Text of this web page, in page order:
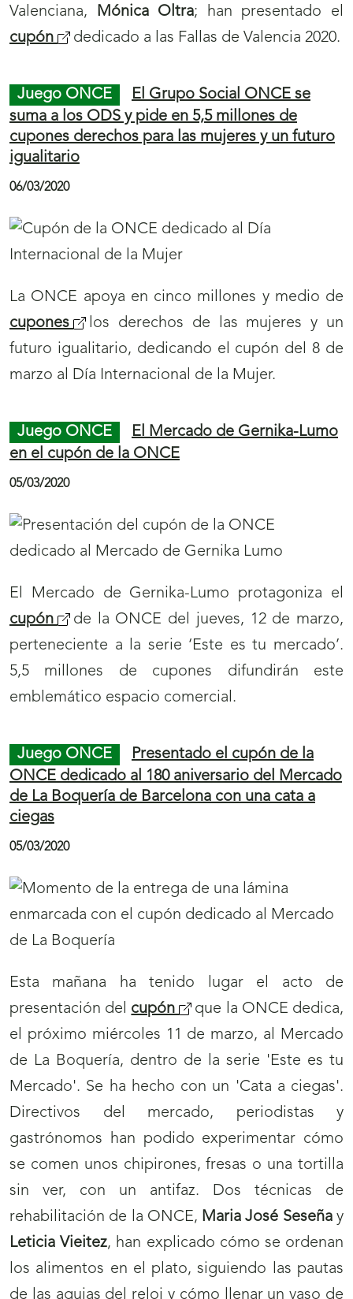
Valenciana, Mónica Oltra; han presentado el
cupón
dedicado a las Fallas de Valencia 2020.
Juego ONCE
El Grupo Social ONCE se
suma a los ODS y pide en 5,5 millones de
cupones derechos para las mujeres y un futuro
igualitario
06/03/2020
La ONCE apoya en cinco millones y medio de
cupones
los derechos de las mujeres y un
futuro igualitario, dedicando el cupón del 8 de
marzo al Día Internacional de la Mujer.
Juego ONCE
El Mercado de Gernika-Lumo
en el cupón de la ONCE
05/03/2020
El Mercado de Gernika-Lumo protagoniza el
cupón
de la ONCE del jueves, 12 de marzo,
perteneciente a la serie ‘Este es tu mercado’.
5,5 millones de cupones difundirán este
emblemático espacio comercial.
Juego ONCE
Presentado el cupón de la
ONCE dedicado al 180 aniversario del Mercado
de La Boquería de Barcelona con una cata a
ciegas
05/03/2020
Esta mañana ha tenido lugar el acto de
presentación del cupón
que la ONCE dedica,
el próximo miércoles 11 de marzo, al Mercado
de La Boquería, dentro de la serie 'Este es tu
Mercado'. Se ha hecho con un 'Cata a ciegas'.
Directivos del mercado, periodistas y
gastrónomos han podido experimentar cómo
se comen unos chipirones, fresas o una tortilla
sin ver, con un antifaz. Dos técnicas de
rehabilitación de la ONCE, Maria José Seseñay
Leticia Vieitez, han explicado cómo se ordenan
los alimentos en el plato, siguiendo las pautas
de las agujas del reloj y cómo llenar un vaso de